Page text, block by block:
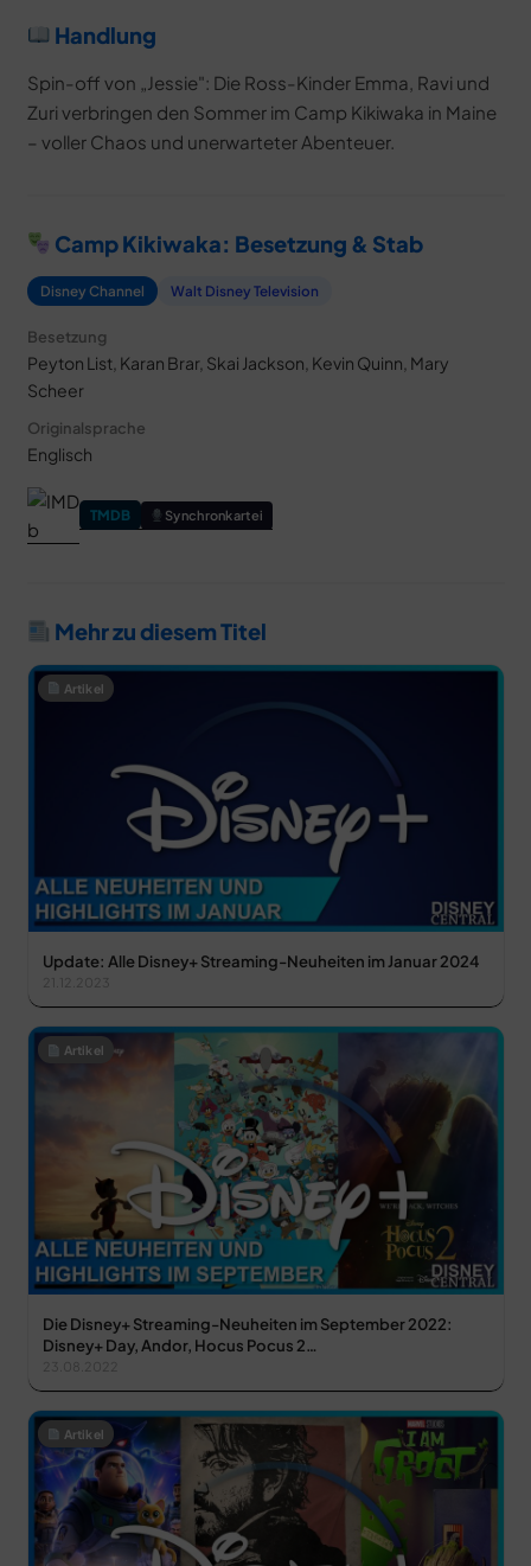
Handlung
Spin-off von „Jessie": Die Ross-Kinder Emma, Ravi und
Zuri verbringen den Sommer im Camp Kikiwaka in Maine
– voller Chaos und unerwarteter Abenteuer.
Camp Kikiwaka: Besetzung & Stab
Disney Channel Walt Disney Television
Besetzung
Peyton List, Karan Brar, Skai Jackson, Kevin Quinn, Mary
Scheer
Originalsprache
Englisch
TMDB Synchronkartei
Mehr zu diesem Titel
Artikel
Update: Alle Disney+ Streaming-Neuheiten im Januar 2024
Artikel
Die Disney+ Streaming-Neuheiten im September 2022:
Disney+ Day, Andor, Hocus Pocus 2…
23.08.2022
Artikel